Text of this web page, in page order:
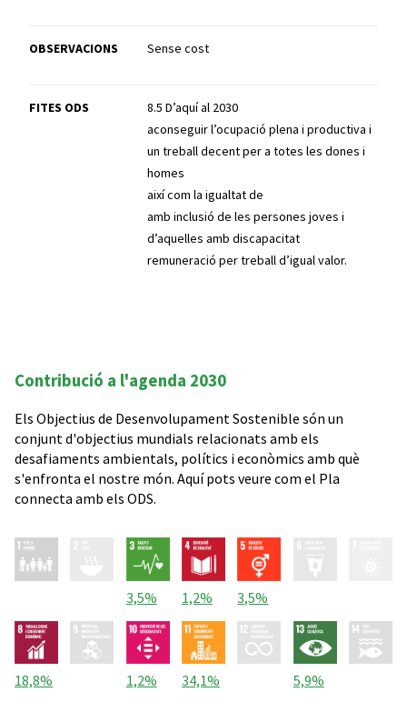
OBSERVACIONS Sense cost
FITES ODS
8.5 D’aquí al 2030
aconseguir l’ocupació plena i productiva i
un treball decent per a totes les dones i
homes
així com la igualtat de
amb inclusió de les persones joves i
d’aquelles amb discapacitat
remuneració per treball d’igual valor.
Contribució a l'agenda 2030
Els Objectius de Desenvolupament Sostenible són un
conjunt d'objectius mundials relacionats amb els
desafiaments ambientals, polítics i econòmics amb què
s'enfronta el nostre món. Aquí pots veure com el Pla
connecta amb els ODS.
3,5% 1,2% 3,5%
18,8% 1,2% 34,1% 5,9%